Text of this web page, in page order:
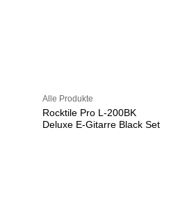
Alle Produkte
Rocktile Pro L-200BK
Deluxe E-Gitarre Black Set